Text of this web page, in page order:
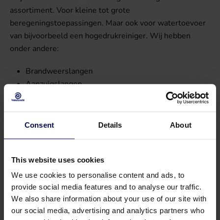
Consent Details About
This website uses cookies
We use cookies to personalise content and ads, to
provide social media features and to analyse our traffic.
We also share information about your use of our site with
our social media, advertising and analytics partners who
assortiment. Voor kleine tot grote
beregeningstoepassingen. Maar ook voor watertoevoer
van bijvoorbeeld een hogedrukreiniger. Wij hebben
onder andere:
Brandweerslangen
Aanzuigslangen
Boomspuit slangen
Brandweerslang
aanvoer vanaf de pomp naar de sproeier of een
sproeihaspel. De brandweerslang is een rode
middendruk slang. Gemaakt van hoogwaardig polyester
garen met een zeer slijtvaste buitenmantel. Deze
slangen kunnen worden voorzien van Storz koppelingen